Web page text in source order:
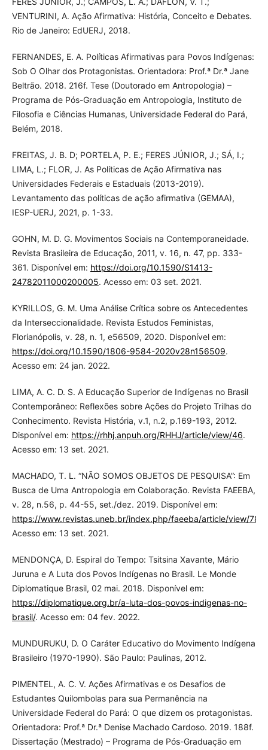
VENTURINI, A. Ação Afirmativa: História, Conceito e Debates.
Rio de Janeiro: EdUERJ, 2018.
FERNANDES, E. A. Políticas Afirmativas para Povos Indígenas:
Sob O Olhar dos Protagonistas. Orientadora: Prof.ª Dr.ª Jane
Beltrão. 2018. 216f. Tese (Doutorado em Antropologia) –
Programa de Pós-Graduação em Antropologia, Instituto de
Filosofia e Ciências Humanas, Universidade Federal do Pará,
Belém, 2018.
FREITAS, J. B. D; PORTELA, P. E.; FERES JÚNIOR, J.; SÁ, I.;
LIMA, L.; FLOR, J. As Políticas de Ação Afirmativa nas
Universidades Federais e Estaduais (2013-2019).
Levantamento das políticas de ação afirmativa (GEMAA),
IESP-UERJ, 2021, p. 1-33.
GOHN, M. D. G. Movimentos Sociais na Contemporaneidade.
Revista Brasileira de Educação, 2011, v. 16, n. 47, pp. 333-
361. Disponível em: https://doi.org/10.1590/S1413-
24782011000200005. Acesso em: 03 set. 2021.
KYRILLOS, G. M. Uma Análise Crítica sobre os Antecedentes
da Interseccionalidade. Revista Estudos Feministas,
Florianópolis, v. 28, n. 1, e56509, 2020. Disponível em:
https://doi.org/10.1590/1806-9584-2020v28n156509.
Acesso em: 24 jan. 2022.
LIMA, A. C. D. S. A Educação Superior de Indígenas no Brasil
Contemporâneo: Reflexões sobre Ações do Projeto Trilhas do
Conhecimento. Revista História, v.1, n.2, p.169-193, 2012.
Disponível em: https://rhhj.anpuh.org/RHHJ/article/view/46.
Acesso em: 13 set. 2021.
MACHADO, T. L. “NÃO SOMOS OBJETOS DE PESQUISA”: Em
Busca de Uma Antropologia em Colaboração. Revista FAEEBA,
v. 28, n.56, p. 44-55, set./dez. 2019. Disponível em:
https://www.revistas.uneb.br/index.php/faeeba/article/view/
Acesso em: 13 set. 2021.
MENDONÇA, D. Espiral do Tempo: Tsitsina Xavante, Mário
Juruna e A Luta dos Povos Indígenas no Brasil. Le Monde
Diplomatique Brasil, 02 mai. 2018. Disponível em:
https://diplomatique.org.br/a-luta-dos-povos-indigenas-no-
brasil/. Acesso em: 04 fev. 2022.
MUNDURUKU, D. O Caráter Educativo do Movimento Indígena
Brasileiro (1970-1990). São Paulo: Paulinas, 2012.
PIMENTEL, A. C. V. Ações Afirmativas e os Desafios de
Estudantes Quilombolas para sua Permanência na
Universidade Federal do Pará: O que dizem os protagonistas.
Orientadora: Prof.ª Dr.ª Denise Machado Cardoso. 2019. 188f.
Dissertação (Mestrado) – Programa de Pós-Graduação em